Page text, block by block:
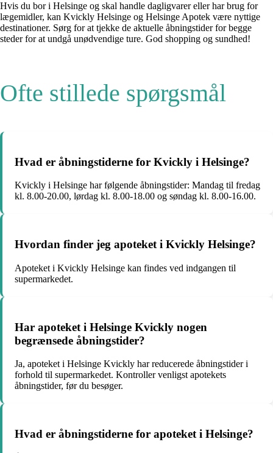
Hvis du bor i Helsinge og skal handle dagligvarer eller har brug for
lægemidler, kan Kvickly Helsinge og Helsinge Apotek være nyttige
destinationer. Sørg for at tjekke de aktuelle åbningstider for begge
steder for at undgå unødvendige ture. God shopping og sundhed!
Ofte stillede spørgsmål
Hvad er åbningstiderne for Kvickly i Helsinge?
Kvickly i Helsinge har følgende åbningstider: Mandag til fredag
kl. 8.00-20.00, lørdag kl. 8.00-18.00 og søndag kl. 8.00-16.00.
Hvordan finder jeg apoteket i Kvickly Helsinge?
Apoteket i Kvickly Helsinge kan findes ved indgangen til
supermarkedet.
Har apoteket i Helsinge Kvickly nogen
begrænsede åbningstider?
Ja, apoteket i Helsinge Kvickly har reducerede åbningstider i
forhold til supermarkedet. Kontroller venligst apotekets
åbningstider, før du besøger.
Hvad er åbningstiderne for apoteket i Helsinge?